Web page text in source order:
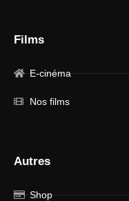
Films
E-cinéma
Nos films
Autres
Shop